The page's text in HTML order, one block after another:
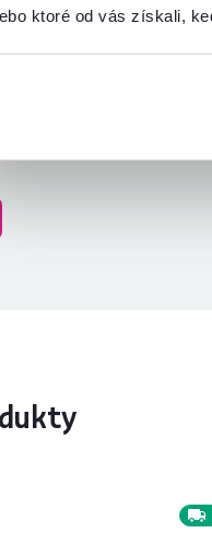
ktoré od vás získali,
4,0
5,0